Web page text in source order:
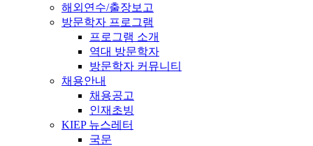
해외연수/출장보고
방문학자 프로그램
프로그램 소개
역대 방문학자
방문학자 커뮤니티
채용안내
채용공고
인재초빙
KIEP 뉴스레터
국문